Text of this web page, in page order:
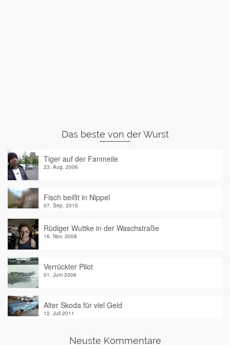
Das beste von der Wurst
Tiger auf der Fanmeile
23. Aug. 2006
Fisch beißt in Nippel
07. Sep. 2015
Rüdiger Wuttke in der Waschstraße
16. Nov. 2008
Verrückter Pilot
01. Juni 2006
Alter Skoda für viel Geld
12. Juli 2011
Neuste Kommentare